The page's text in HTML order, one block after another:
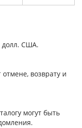
долл. США.
возврату и
могут быть